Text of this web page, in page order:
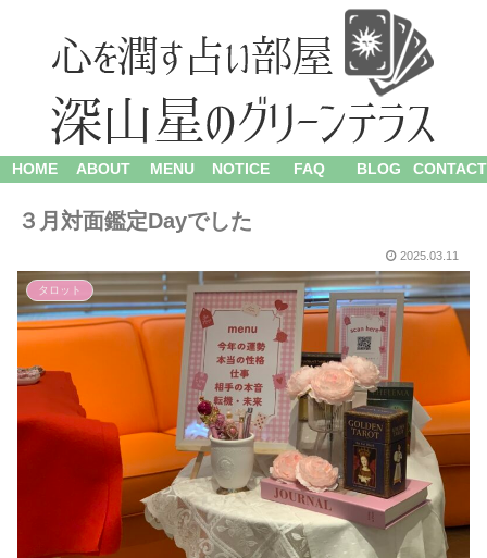
HOME ABOUT MENU NOTICE FAQ BLOG CONTACT
３月対面鑑定Dayでした
2025.03.11
タロット